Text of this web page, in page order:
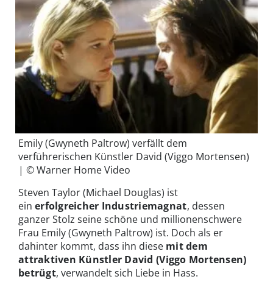
Emily (Gwyneth Paltrow) verfällt dem
verführerischen Künstler David (Viggo Mortensen)
| © Warner Home Video
Steven Taylor (Michael Douglas) ist
ein erfolgreicher Industriemagnat, dessen
ganzer Stolz seine schöne und millionenschwere
Frau Emily (Gwyneth Paltrow) ist. Doch als er
dahinter kommt, dass ihn diese mit dem
attraktiven Künstler David (Viggo Mortensen)
betrügt, verwandelt sich Liebe in Hass.